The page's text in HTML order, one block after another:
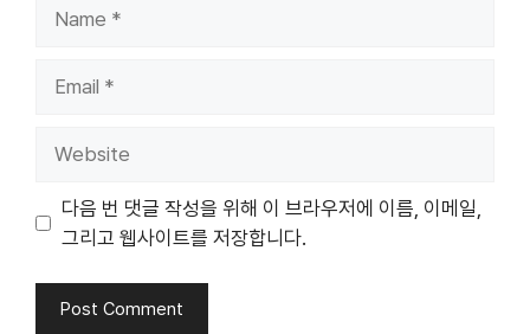
다음 번 댓글 작성을 위해 이 브라우저에 이름, 이메일,
그리고 웹사이트를 저장합니다.